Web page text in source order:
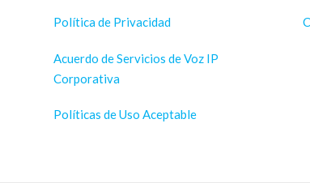
Política de Privacidad
Acuerdo de Servicios de Voz IP
Corporativa
Políticas de Uso Aceptable